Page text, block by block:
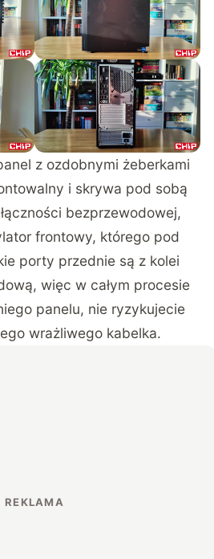
z ozdobnymi żeberkami
i skrywa pod sobą
bezprzewodowej,
frontowy, którego pod
porty przednie są z kolei
więc w całym procesie
panelu, nie ryzykujecie
wrażliwego kabelka.